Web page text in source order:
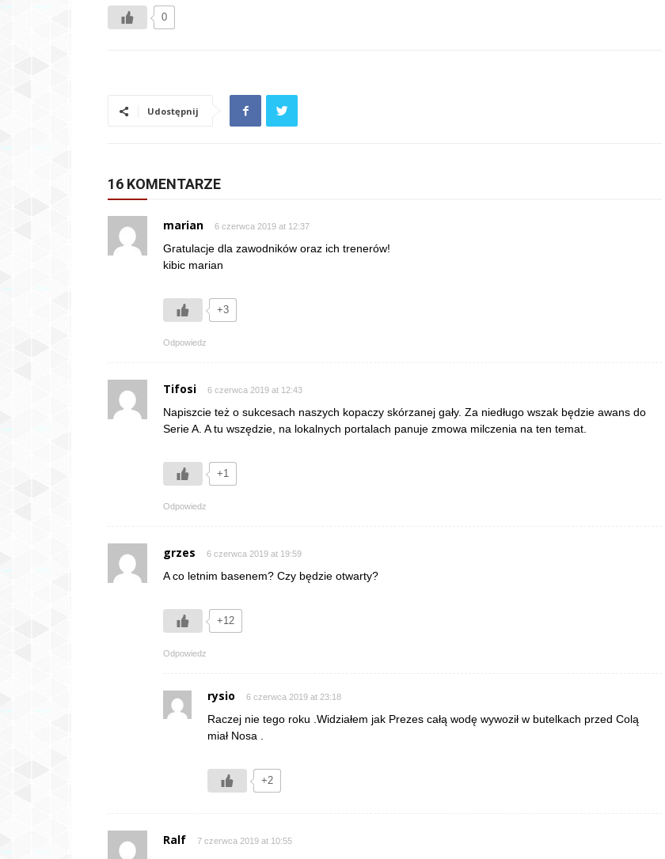
0
Udostępnij
16 KOMENTARZE
marian 6 czerwca 2019 at 12:37
Gratulacje dla zawodników oraz ich trenerów!
kibic marian
+3
Odpowiedz
Tifosi 6 czerwca 2019 at 12:43
Napiszcie też o sukcesach naszych kopaczy skórzanej gały. Za niedługo wszak będzie awans do
Serie A. A tu wszędzie, na lokalnych portalach panuje zmowa milczenia na ten temat.
+1
Odpowiedz
grzes 6 czerwca 2019 at 19:59
A co letnim basenem? Czy będzie otwarty?
+12
Odpowiedz
rysio 6 czerwca 2019 at 23:18
Raczej nie tego roku .Widziałem jak Prezes całą wodę wywoził w butelkach przed Colą
miał Nosa .
+2
Ralf 7 czerwca 2019 at 10:55